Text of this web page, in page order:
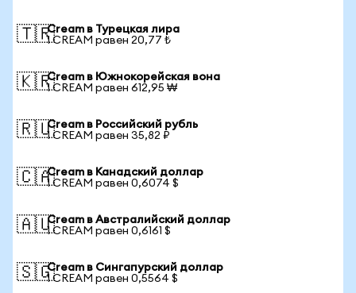
🇹🇷Cream в Турецкая лира
1 CREAM равен 20,77 ₺
🇰🇷Cream в Южнокорейская вона
1 CREAM равен 612,95 ₩
🇷🇺Cream в Российский рубль
1 CREAM равен 35,82 ₽
🇨🇦Cream в Канадский доллар
1 CREAM равен 0,6074 $
🇦🇺Cream в Австралийский доллар
1 CREAM равен 0,6161 $
🇸🇬Cream в Сингапурский доллар
1 CREAM равен 0,5564 $